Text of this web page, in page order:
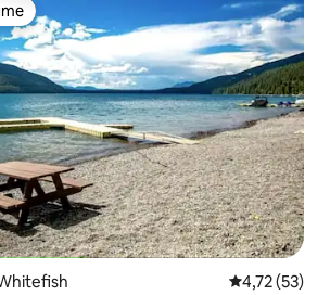
Средна
4,72 (53)